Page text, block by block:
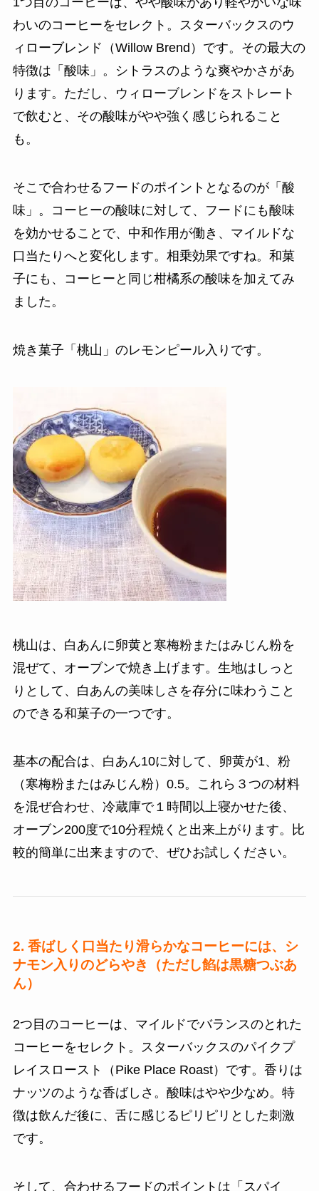
わいのコーヒーをセレクト。スターバックスのウ
ィローブレンド（Willow Brend）です。その最大の
特徴は「酸味」。シトラスのような爽やかさがあ
ります。ただし、ウィローブレンドをストレート
で飲むと、その酸味がやや強く感じられること
も。
そこで合わせるフードのポイントとなるのが「酸
味」。コーヒーの酸味に対して、フードにも酸味
を効かせることで、中和作用が働き、マイルドな
口当たりへと変化します。相乗効果ですね。和菓
子にも、コーヒーと同じ柑橘系の酸味を加えてみ
ました。
焼き菓子「桃山」のレモンピール入りです。
桃山は、白あんに卵黄と寒梅粉またはみじん粉を
混ぜて、オーブンで焼き上げます。生地はしっと
りとして、白あんの美味しさを存分に味わうこと
のできる和菓子の一つです。
基本の配合は、白あん10に対して、卵黄が1、粉
（寒梅粉またはみじん粉）0.5。これら３つの材料
を混ぜ合わせ、冷蔵庫で１時間以上寝かせた後、
オーブン200度で10分程焼くと出来上がります。比
較的簡単に出来ますので、ぜひお試しください。
2. 香ばしく口当たり滑らかなコーヒーには、シ
ナモン入りのどらやき（ただし餡は黒糖つぶあ
ん）
2つ目のコーヒーは、マイルドでバランスのとれた
コーヒーをセレクト。スターバックスのパイクプ
レイスロースト（Pike Place Roast）です。香りは
ナッツのような香ばしさ。酸味はやや少なめ。特
徴は飲んだ後に、舌に感じるピリピリとした刺激
です。
そして、合わせるフードのポイントは「スパイ